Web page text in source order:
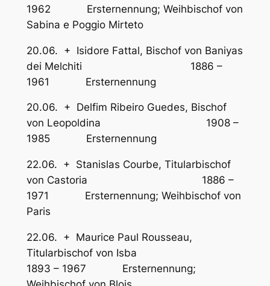
1962 Ersternennung; Weihbischof von
Sabina e Poggio Mirteto
20.06. + Isidore Fattal, Bischof von Baniyas
dei Melchiti 1886 –
1961 Ersternennung
20.06. + Delfim Ribeiro Guedes, Bischof
von Leopoldina 1908 –
1985 Ersternennung
22.06. + Stanislas Courbe, Titularbischof
von Castoria 1886 –
1971 Ersternennung; Weihbischof von
Paris
22.06. + Maurice Paul Rousseau,
Titularbischof von Isba
1893 – 1967 Ersternennung;